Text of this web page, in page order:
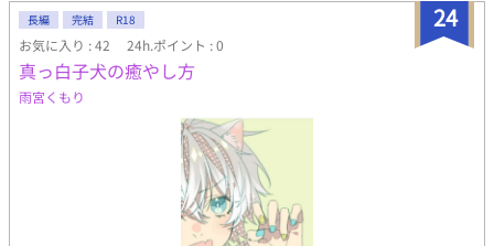
24
長編 完結 R18
お気に入り : 42 24h.ポイント : 0
真っ白子犬の癒やし方
雨宮くもり